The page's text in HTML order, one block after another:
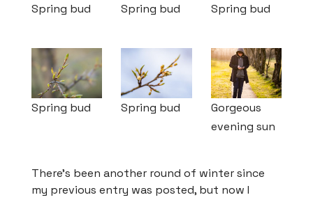
Spring bud Spring bud Spring bud
Spring bud Spring bud
Gorgeous
evening sun
There’s been another round of winter since
my previous entry was posted, but now I